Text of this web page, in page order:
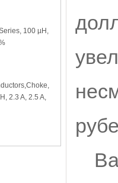
100 µH,
2.3 A, 2.5 A,